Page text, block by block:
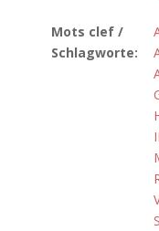
Mots clef /
Schlagworte: